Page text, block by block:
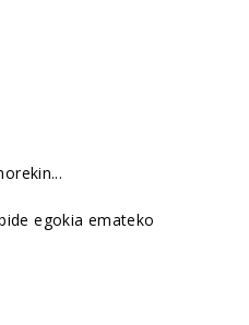
egokia emateko